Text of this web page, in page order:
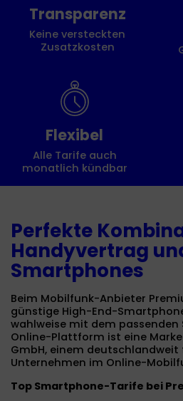
Transparenz
Keine versteckten
Zusatzkosten
Flexibel
Alle Tarife auch
monatlich kündbar
Perfekte
Handyvertrag
Smartphones
Beim Mobilfunk-Anbieter
günstige High-End-
wahlweise mit dem passenden
Online-Plattform ist eine
GmbH, einem deutschlandweit
Unternehmen im Online-
Top Smartphone-Tarife bei